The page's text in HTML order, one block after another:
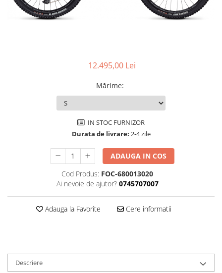
Camere
Furci cu suspensie
Ghidaje și întinzătoare lanț
Ghidoane și atașabile
Manete Schimbător, Frâna, Combo
Pompe
Suporți și portbagaje auto
Încălțăminte
12.495,00 Lei
Mărime:
IN STOC FURNIZOR
Durata de livrare: 2-4 zile
ADAUGA IN COS
Cod Produs: FOC-680013020
Ai nevoie de ajutor? 0745707007
Adauga la Favorite Cere informatii
Descriere